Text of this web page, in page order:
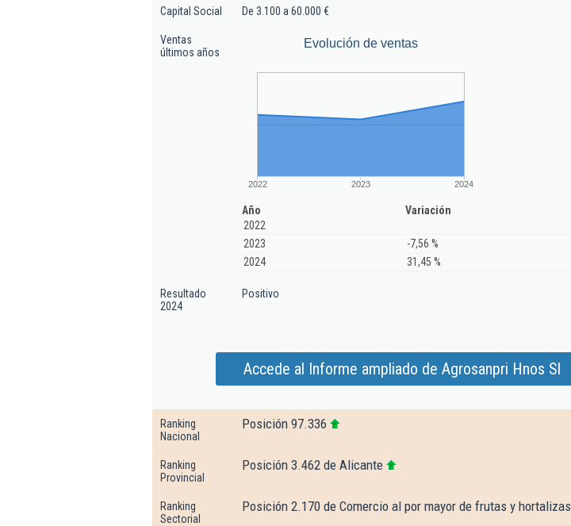
Capital Social De 3.100 a 60.000 €
Ventas
últimos años
Evolución de ventas
2022 2023 2024
Año
Variación
2022
2023
-7,56 %
2024
31,45 %
Resultado
2024
Positivo
Accede al Informe ampliado de Agrosanpri Hnos Sl
Ranking
Nacional
Posición 97.336
Ranking
Provincial
Posición 3.462 de Alicante
Ranking
Sectorial
Posición 2.170 de Comercio al por mayor de frutas y hortalizas